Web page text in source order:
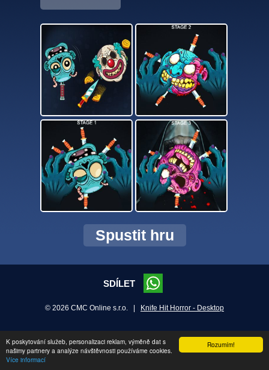
Rozumím!
K poskytování služeb, personalizaci reklam, výměně dat s
našimy partnery a analýze návštěvnosti používáme cookies.
Více informací
Spustit hru
SDÍLET
© 2026 CMC Online s.r.o. | Knife Hit Horror - Desktop